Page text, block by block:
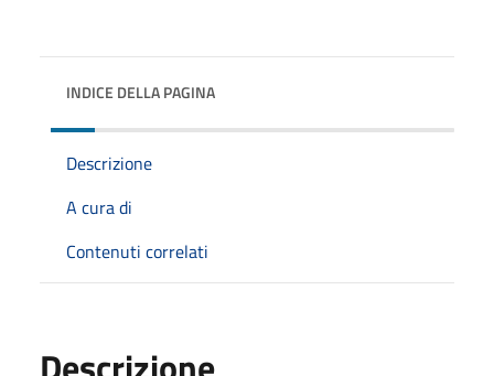
INDICE DELLA PAGINA
Descrizione
A cura di
Contenuti correlati